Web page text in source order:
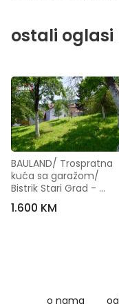
ostali oglasi
BAULAND/ Trospratna
kuća sa garažom/
Bistrik Stari Grad -
[Iznajmljivanje]
1.600 KM
o nama